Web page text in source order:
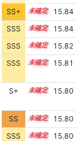
SS+ 13.9
15.84
SSS 13.8
15.84
SSS 13.7
15.82
SSS 13.8 15.81
S+ 15.1 15.80
SS 14.5
15.80
SSS 13.8
15.80